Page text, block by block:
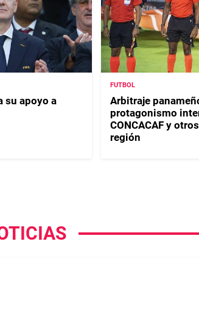
su apoyo a
FUTBOL
Arbitraje
protagonismo
CONCACAF y
región